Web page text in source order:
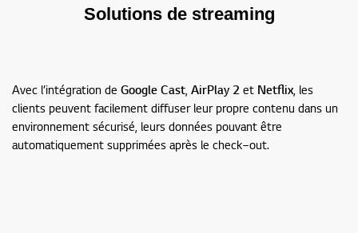
Solutions de streaming
Avec l’intégration de Google Cast, AirPlay 2 et Netflix, les
clients peuvent facilement diffuser leur propre contenu dans un
environnement sécurisé, leurs données pouvant être
automatiquement supprimées après le check‑out.